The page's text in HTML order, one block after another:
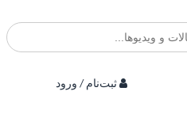
ثبت‌نام / ورود